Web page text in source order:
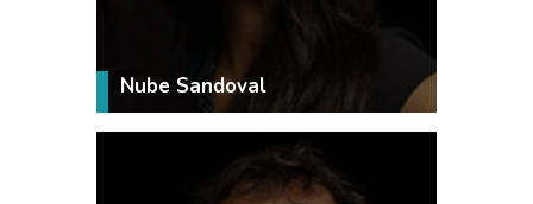
Nube Sandoval